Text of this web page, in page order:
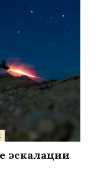
эскалации